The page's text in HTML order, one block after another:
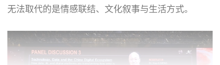
无法取代的是情感联结、文化叙事与生活方式。